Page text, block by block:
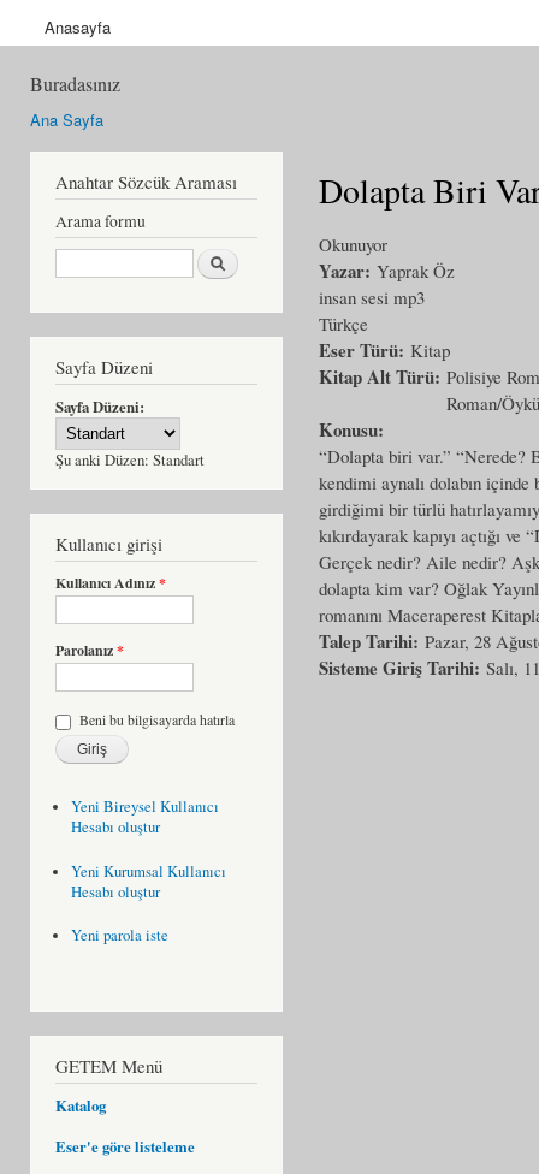
Anasayfa
Buradasınız
Ana Sayfa
Anahtar Sözcük Araması
Arama formu
Ara
Sayfa Düzeni
Sayfa Düzeni:
Şu anki Düzen: Standart
Kullanıcı girişi
Kullanıcı Adınız*
Parolanız*
Beni bu bilgisayarda hatırla
Yeni Bireysel Kullanıcı
Hesabı oluştur
Yeni Kurumsal Kullanıcı
Hesabı oluştur
Yeni parola iste
GETEM Menü
Katalog
Eser'e göre listeleme
Dolapta Biri
Okunuyor
Yazar: Yaprak Öz
insan sesi mp3
Türkçe
Eser Türü: Kitap
Kitap Alt Türü: Polisiye
Roman/Öykü
Konusu:
“Dolapta biri var.” “Nerede?
kendimi aynalı dolabın içinde
girdiğimi bir türlü
kıkırdayarak kapıyı açtığı
Gerçek nedir? Aile nedir?
dolapta kim var? Oğlak
romanını Maceraperest
Talep Tarihi: Pazar, 28
Sisteme Giriş Tarihi: Salı,